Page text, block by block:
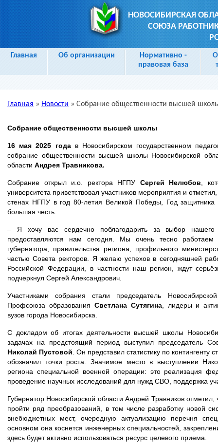
НОВОСИБИРСКАЯ
СОЮЗА
Главная Об организации
Нормативно -
правовая база
Главная » Новости » Собрание общественности высшей
Собрание общественности высшей школы
16 мая 2025 годав Новосибирском государственном
собрание общественности высшей школы Новосибирской
области Андрея Травникова.
Собрание открыл и.о. ректора НГПУ Сергей Нелюбов ,
университета приветствовал участников мероприятия и
стенах НГПУ в год 80-летия Великой Победы, Год защитника
большая честь.
– Я хочу вас сердечно поблагодарить за выбор нашего
предоставляются нам сегодня. Мы очень тесно
губернатора, правительства региона, профильного
частью Совета ректоров. Я желаю успехов в сегодняшней
Российской Федерации, в частности наш регион, ждут
подчеркнул Сергей Александрович.
Участниками собрания стали председатель
Профсоюза образования Светлана Сутягина, лидеры и
вузов города Новосибирска.
С докладом об итогах деятельности высшей школы
задачах на предстоящий период выступил председатель
Николай Пустовой . Он представил статистику по
обозначил точки роста. Значимое место в выступлении
региона специальной военной операции: это реализация
проведение научных исследований для нужд СВО, поддержка
Губернатор Новосибирской области Андрей Травников
пройти ряд преобразований, в том числе разработку новой
внебюджетных мест, очередную актуализацию перечня
основном она коснется инженерных специальностей,
здесь будет активно использоваться ресурс целевого приема.